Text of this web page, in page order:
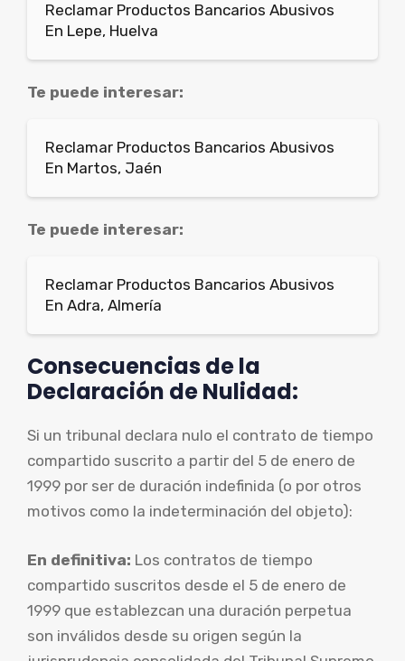
Reclamar Productos Bancarios Abusivos
En Lepe, Huelva
Te puede interesar:
Reclamar Productos Bancarios Abusivos
En Martos, Jaén
Te puede interesar:
Reclamar Productos Bancarios Abusivos
En Adra, Almería
Consecuencias de la
Declaración de Nulidad:
Si un tribunal declara nulo el contrato de tiempo
compartido suscrito a partir del 5 de enero de
1999 por ser de duración indefinida (o por otros
motivos como la indeterminación del objeto):
En definitiva: Los contratos de tiempo
compartido suscritos desde el 5 de enero de
1999 que establezcan una duración perpetua
son inválidos desde su origen según la